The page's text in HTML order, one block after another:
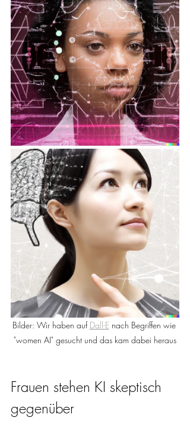
Bilder: Wir haben auf Dall-E nach Begriffen wie
"women AI" gesucht und das kam dabei heraus
Frauen stehen KI skeptisch
gegenüber